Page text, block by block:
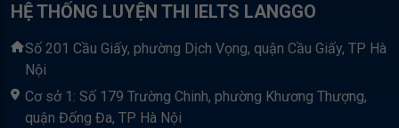
HỆ THỐNG LUYỆN THI IELTS LANGGO
Số 201 Cầu Giấy, phường Dịch Vọng, quận Cầu Giấy, TP Hà
Nội
Cơ sở 1: Số 179 Trường Chinh, phường Khương Thượng,
quận Đống Đa, TP Hà Nội